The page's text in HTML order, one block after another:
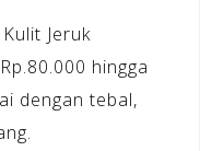
Jeruk
hingga
dengan tebal,